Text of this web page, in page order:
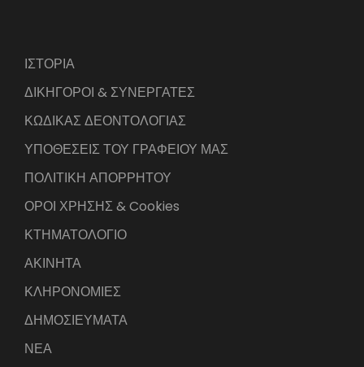
ΙΣΤΟΡΙΑ
ΔΙΚΗΓΟΡΟΙ & ΣΥΝΕΡΓΑΤΕΣ
ΚΩΔΙΚΑΣ ΔΕΟΝΤΟΛΟΓΙΑΣ
ΥΠΟΘΕΣΕΙΣ ΤΟΥ ΓΡΑΦΕΙΟΥ ΜΑΣ
ΠΟΛΙΤΙΚΗ ΑΠΟΡΡΗΤΟΥ
ΟΡΟΙ ΧΡΗΣΗΣ & Cookies
ΚΤΗΜΑΤΟΛΟΓΙΟ
ΑΚΙΝΗΤΑ
ΚΛΗΡΟΝΟΜΙΕΣ
ΔΗΜΟΣΙΕΥΜΑΤΑ
ΝΕΑ